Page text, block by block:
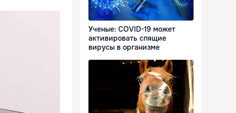
Ученые: COVID-19 может
активировать спящие
вирусы в организме